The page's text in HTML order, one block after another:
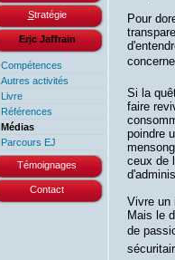
Stratégie
Eric Jaffrain
Compétences
Autres activités
Livre
Références
Médias
Parcours EJ
Témoignages
Contact
Pour
Si la
faire
poindre
ceux de
Vivre un
Mais le
de